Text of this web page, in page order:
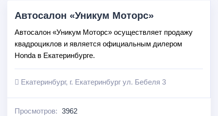
Автосалон «Уникум Моторс»
Автосалон «Уникум Моторс» осуществляет продажу
квадроциклов и является официальным дилером
Honda в Екатеринбурге.
Екатеринбург, г. Екатеринбург ул. Бебеля 3
Просмотров: 3962